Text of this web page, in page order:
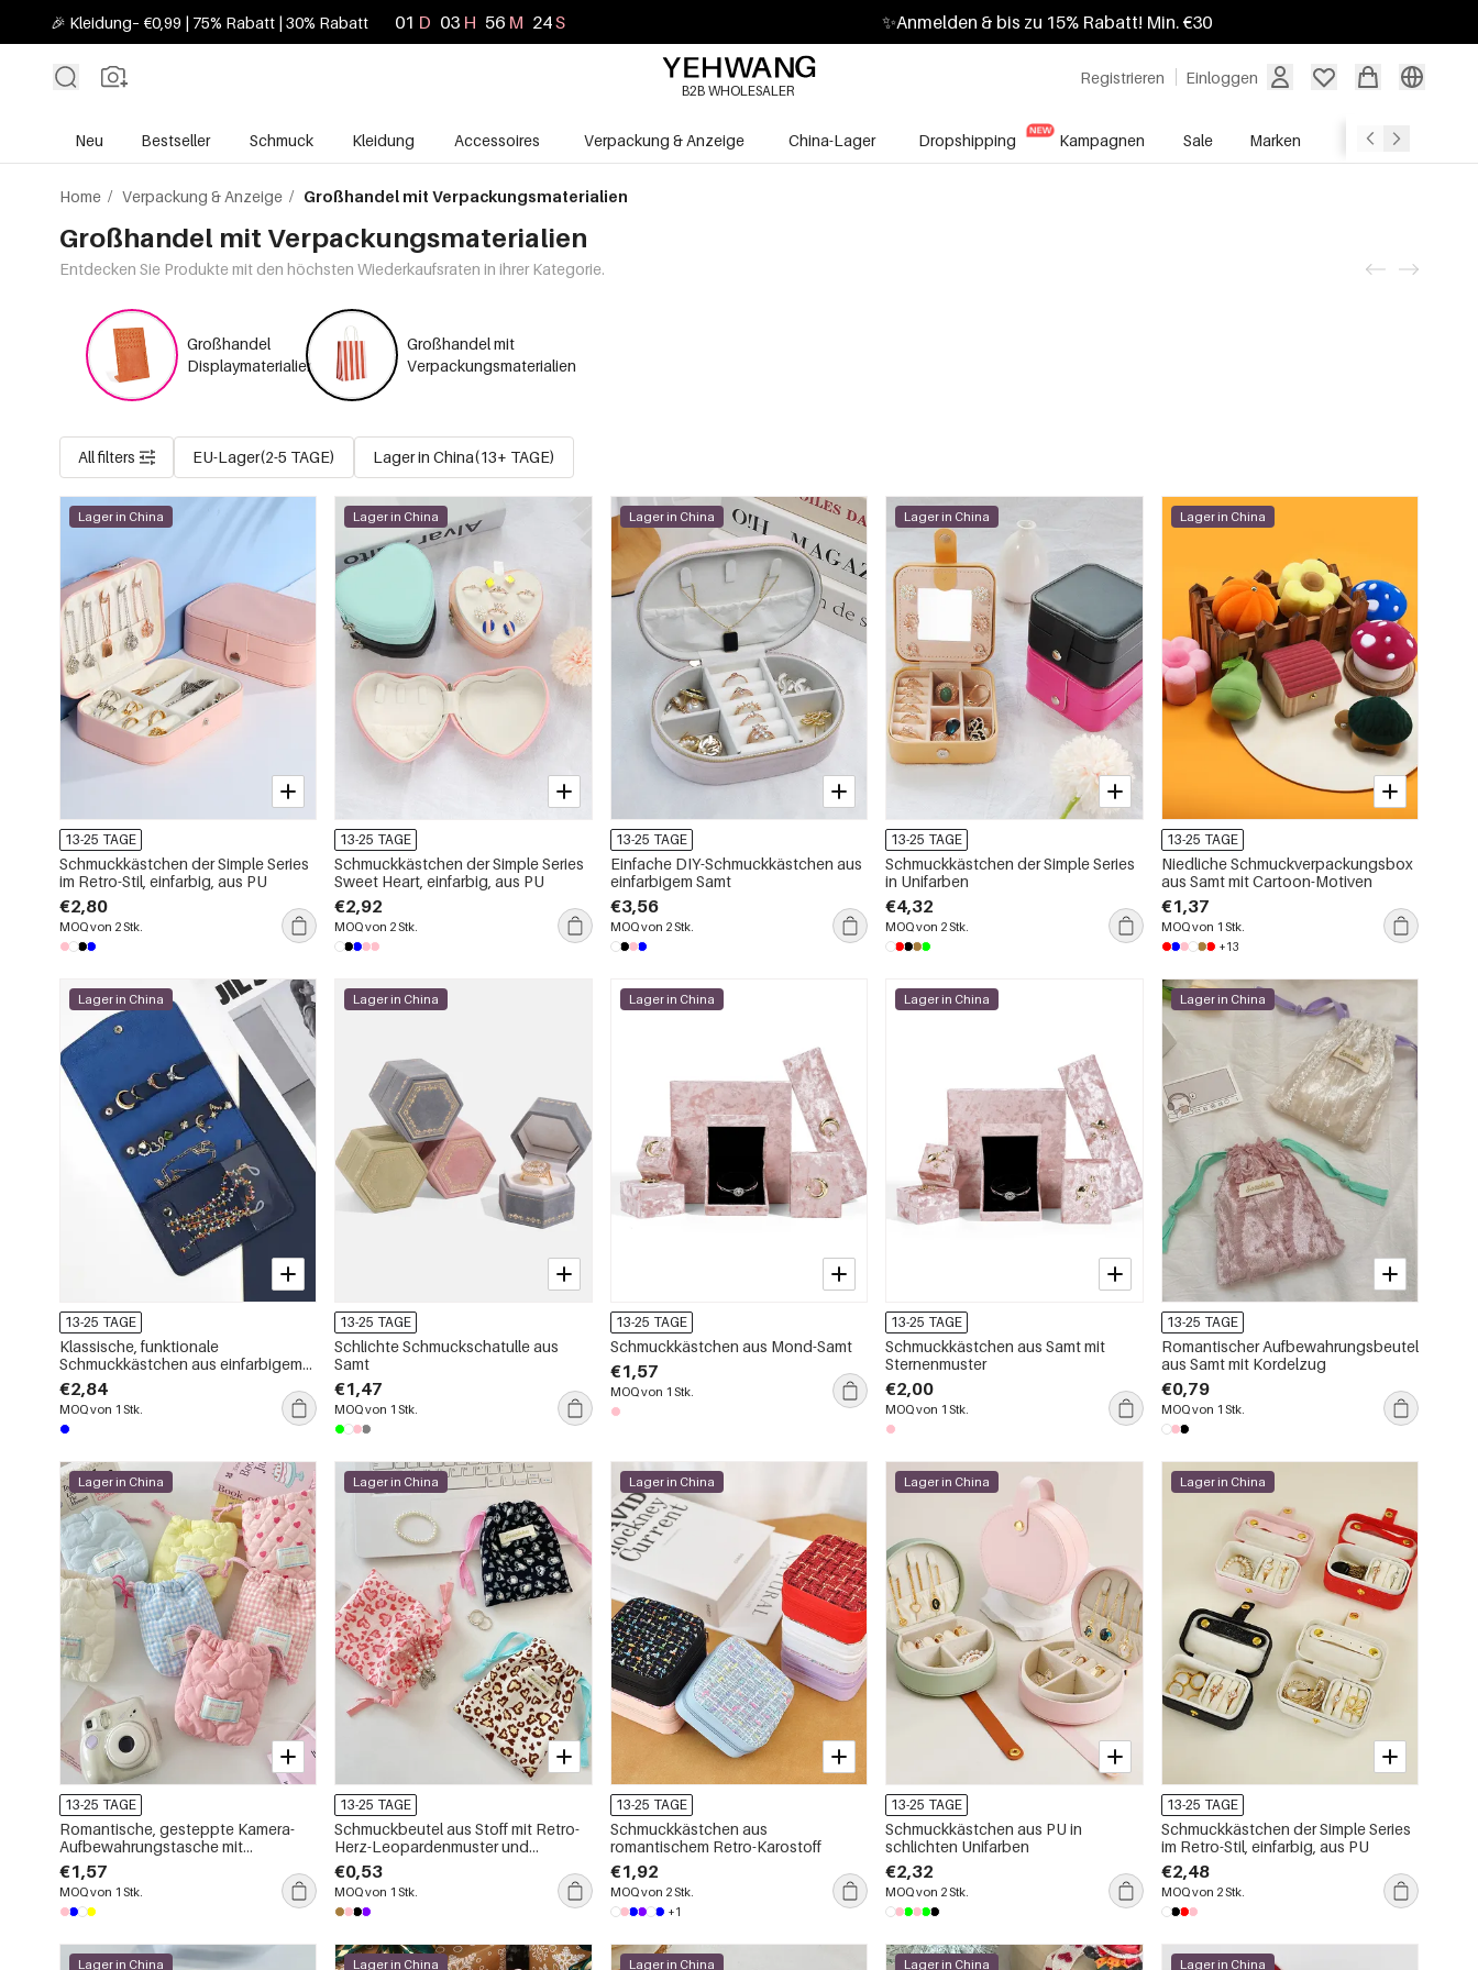
🎉 Kleidung– €0,99 | 75% Rabatt | 30% Rabatt 01 D 03 H 56 M 22S ✨Anmelden & bis zu 15% Rabatt! Min. €30
Registrieren Einloggen
B2B WHOLESALER
Neu Bestseller Schmuck Kleidung Accessoires Verpackung & Anzeige China-Lager Dropshipping Kampagnen Sale Marken
Home / Verpackung & Anzeige / Großhandel mit Verpackungsmaterialien
Großhandel mit Verpackungsmaterialien
Entdecken Sie Produkte mit den höchsten Wiederkaufsraten in ihrer Kategorie.
Großhandel
Displaymaterialien
Großhandel mit
Verpackungsmaterialien
All filters EU-Lager(2-5 TAGE) Lager in China(13+ TAGE)
Lager in China
13-25 TAGE
Schmuckkästchen der Simple Series
im Retro-Stil, einfarbig, aus PU
€2,80
MOQ von 2 Stk.
Lager in China
13-25 TAGE
Schmuckkästchen der Simple Series
Sweet Heart, einfarbig, aus PU
€2,92
MOQ von 2 Stk.
Lager in China
13-25 TAGE
Einfache DIY-Schmuckkästchen aus
einfarbigem Samt
€3,56
MOQ von 2 Stk.
Lager in China
13-25 TAGE
Schmuckkästchen der Simple Series
in Unifarben
€4,32
MOQ von 2 Stk.
Lager in China
13-25 TAGE
Niedliche Schmuckverpackungsbox
aus Samt mit Cartoon-Motiven
€1,37
MOQ von 1 Stk.
+13
Lager in China
13-25 TAGE
Klassische, funktionale
Schmuckkästchen aus einfarbigem
PVC für Damen
€2,84
MOQ von 1 Stk.
Lager in China
13-25 TAGE
Schlichte Schmuckschatulle aus
Samt
€1,47
MOQ von 1 Stk.
Lager in China
13-25 TAGE
Schmuckkästchen aus Mond-Samt
€1,57
MOQ von 1 Stk.
Lager in China
13-25 TAGE
Schmuckkästchen aus Samt mit
Sternenmuster
€2,00
MOQ von 1 Stk.
Lager in China
13-25 TAGE
Romantischer Aufbewahrungsbeutel
aus Samt mit Kordelzug
€0,79
MOQ von 1 Stk.
Lager in China
13-25 TAGE
Romantische, gesteppte Kamera-
Aufbewahrungstasche mit
Herzmuster
€1,57
MOQ von 1 Stk.
Lager in China
13-25 TAGE
Schmuckbeutel aus Stoff mit Retro-
Herz-Leopardenmuster und
Herzmotiv
€0,53
MOQ von 1 Stk.
Lager in China
13-25 TAGE
Schmuckkästchen aus
romantischem Retro-Karostoff
€1,92
MOQ von 2 Stk.
+1
Lager in China
13-25 TAGE
Schmuckkästchen aus PU in
schlichten Unifarben
€2,32
MOQ von 2 Stk.
Lager in China
13-25 TAGE
Schmuckkästchen der Simple Series
im Retro-Stil, einfarbig, aus PU
€2,48
MOQ von 2 Stk.
Lager in China Lager in China Lager in China Lager in China Lager in China